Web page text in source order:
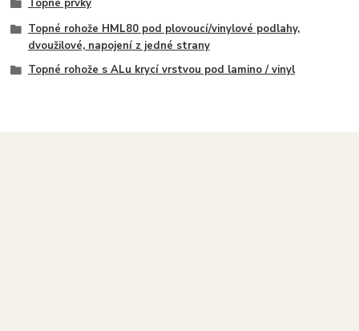
Topné prvky
Topné rohože HML80 pod plovoucí/vinylové podlahy,
dvoužilové, napojení z jedné strany
Topné rohože s ALu krycí vrstvou pod lamino / vinyl